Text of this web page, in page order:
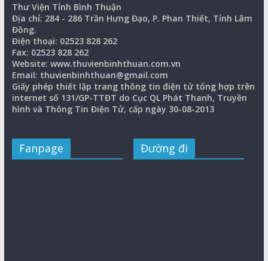
Thư Viện Tỉnh Bình Thuận
Địa chỉ: 284 - 286 Trần Hưng Đạo, P. Phan Thiết, Tỉnh Lâm
Đồng.
Điện thoại: 02523 828 262
Fax: 02523 828 262
Website: www.thuvienbinhthuan.com.vn
Email: thuvienbinhthuan@gmail.com
Giấy phép thiết lập trang thông tin điện tử tổng hợp trên
internet số 131/GP-TTĐT do Cục QL Phát Thanh, Truyền
hình và Thông Tin Điện Tử, cấp ngày 30-08-2013
Fanpage Đường đi